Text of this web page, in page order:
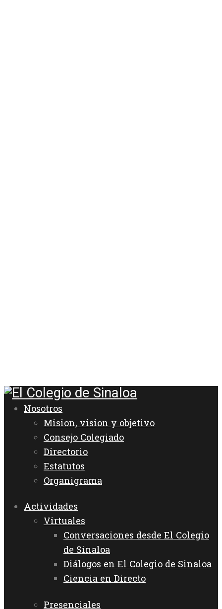
Nosotros
Mision, vision y objetivo
Consejo Colegiado
Directorio
Estatutos
Organigrama
Actividades
Virtuales
Conversaciones desde El Colegio
de Sinaloa
Diálogos en El Colegio de Sinaloa
Ciencia en Directo
Presenciales